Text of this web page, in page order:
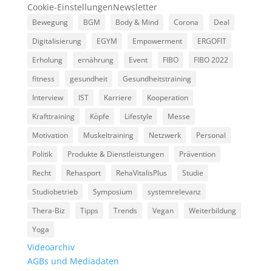
Cookie-EinstellungenNewsletter
Bewegung BGM Body & Mind Corona
Deal
Digitalisierung
EGYM Empowerment
ERGOFIT
Erholung
ernährung Event FIBO
FIBO 2022
fitness
gesundheit
Gesundheitstraining
Interview
IST Karriere
Kooperation
Krafttraining
Köpfe Lifestyle
Messe
Motivation
Muskeltraining Netzwerk
Personal
Politik
Produkte & Dienstleistungen
Prävention
Recht
Rehasport RehaVitalisPlus
Studie
Studiobetrieb
Symposium
systemrelevanz
Thera-Biz
Tipps Trends Vegan
Weiterbildung
Yoga
Videoarchiv
AGBs und Mediadaten